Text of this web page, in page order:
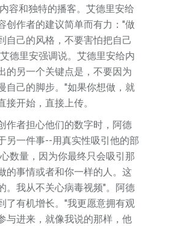
容和独特的播客。艾德里安给
创作者的建议简单而有力："做
自己的风格，不要害怕把自己
德里安强调说。艾德里安给内
的另一个关键点是，不要因为
自己的脚步。"如果你想做，就
接开始，直接上传。
作者担心他们的数字时，阿德
另一件事--用真实性吸引他的部
数量，因为你最终只会吸引那
的事情或者和你一样的人。这
。我从不关心病毒视频"。阿德
了有机增长。"我更愿意拥有观
与进来，就像我说的那样，他